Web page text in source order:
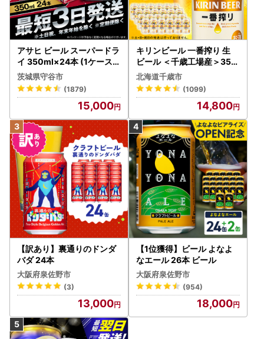
アサヒ ビール スーパードラ
イ 350ml×24本 (1ケース)
究極の辛口 ＜茨城工場＞ 缶
ビール Asahi superDRY お
酒
茨城県守谷市
(1879)
15,000
キリンビール 一番搾り 生
ビール ＜千歳工場産＞350
ml（24本）
北海道千歳市
(1099)
14,800
【訳あり】裏通りのドンダ
バダ 24本
大阪府泉佐野市
(3)
13,000
【1位獲得】ビール よなよ
なエール 26本 ビール
大阪府泉佐野市
(954)
18,000